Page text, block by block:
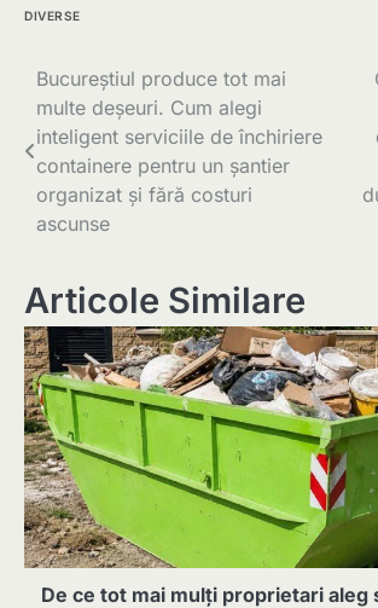
DIVERSE
Navigare
în
articole
Bucureștiul produce tot mai
multe deșeuri. Cum alegi
inteligent serviciile de închiriere
containere pentru un șantier
organizat și fără costuri
ascunse
Articole Similare
De ce tot mai mulți proprietari aleg